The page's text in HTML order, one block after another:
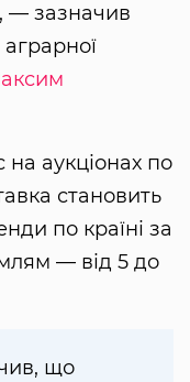
— зазначив
аукціонах по
становить
по країні за
— від 5 до
що